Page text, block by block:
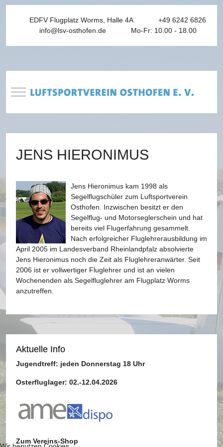
EDFV Flugplatz Worms, Halle 4A
+49 6242 6826
info@lsv-osthofen.de
Mo-Fr: 10.00 - 18.00
Mobile Menu Toggle
JENS HIERONIMUS
Jens Hieronimus kam 1998 als
Segelflugschüler zum Luftsportverein
Osthofen. Inzwischen besitzt er den
Segelflug- und Motorseglerschein und hat
bereits viel Flugerfahrung gesammelt.
Nach erfolgreicher Fluglehrerausbildung im
April 2005 im Landesverband Rheinlandpfalz absolvierte
Jens Hieronimus noch die Zeit als Fluglehreranwärter. Seit
2006 ist er vollwertiger Fluglehrer und ist an vielen
Wochenenden als Segelfluglehrer am Flugplatz Worms
anzutreffen.
Aktuelle Info
Jugendtreff: jeden Donnerstag 18 Uhr
Osterfluglager: 02.-12.04.2026
Zum Vereins-Shop